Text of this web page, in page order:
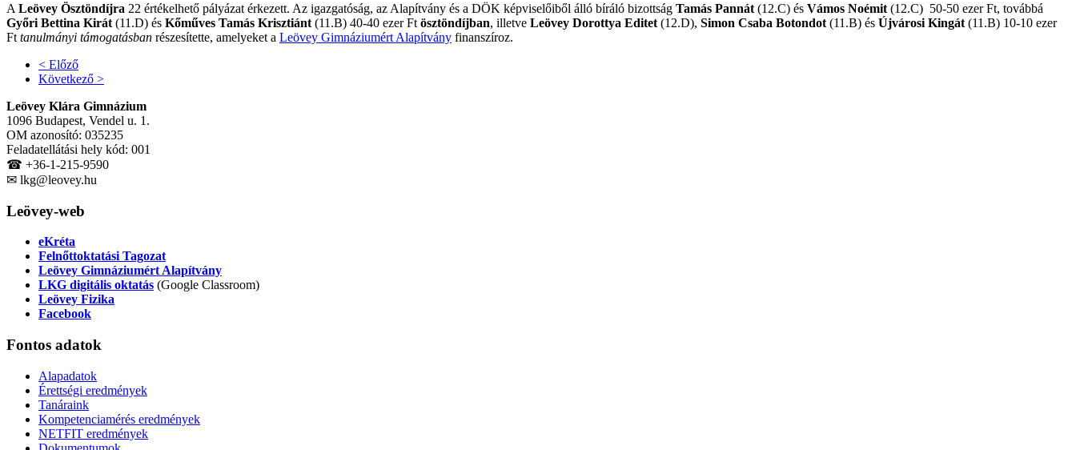
A Leövey Ösztöndíjra 22 értékelhető pályázat érkezett. Az igazgatóság, az Alapítvány és a DÖK képviselőiből álló bíráló bizottság Tamás Pannát (12.C) és Vámos Noémit (12.C) 50-50 ezer Ft, továbbá
Győri Bettina Kirát (11.D) és Kőműves Tamás Krisztiánt (11.B) 40-40 ezer Ft ösztöndíjban, illetve Leövey Dorottya Editet (12.D), Simon Csaba Botondot (11.B) és Újvárosi Kingát (11.B) 10-10 ezer
Ft tanulmányi támogatásban részesítette, amelyeket a Leövey Gimnáziumért Alapítvány finanszíroz.
< Előző
Következő >
Leövey Klára Gimnázium
1096 Budapest, Vendel u. 1.
OM azonosító: 035235
Feladatellátási hely kód: 001
☎ +36-1-215-9590
✉ lkg@leovey.hu
Leövey-web
eKréta
Felnőttoktatási Tagozat
Leövey Gimnáziumért Alapítvány
LKG digitális oktatás (Google Classroom)
Leövey Fizika
Facebook
Fontos adatok
Alapadatok
Érettségi eredmények
Tanáraink
Kompetenciamérés eredmények
NETFIT eredmények